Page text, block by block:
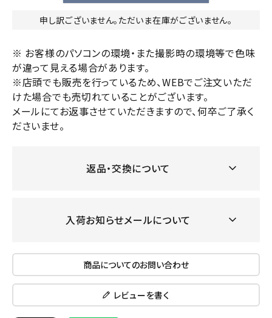
申し訳ございません。ただいま在庫がございません。
※ お客様のパソコンの環境・また撮影時の環境等で色味
が違って見える場合があります。
※店頭でも販売を行っているため、WEBでご注文いただ
けた場合でも売切れていることがございます。
メールにてお返事させていただきますので、何卒ご了承く
ださいませ。
返品・交換について
入荷お知らせメールについて
商品についてのお問い合わせ
レビューを書く